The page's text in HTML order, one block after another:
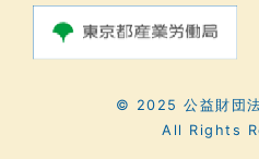
© 2025 公益財団
All Rights